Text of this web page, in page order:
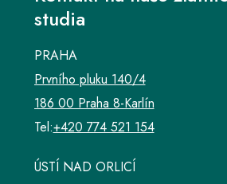
studia
PRAHA
Prvního pluku 140/4
186 00 Praha 8-Karlín
Tel:+420 774 521 154
ÚSTÍ NAD ORLICÍ